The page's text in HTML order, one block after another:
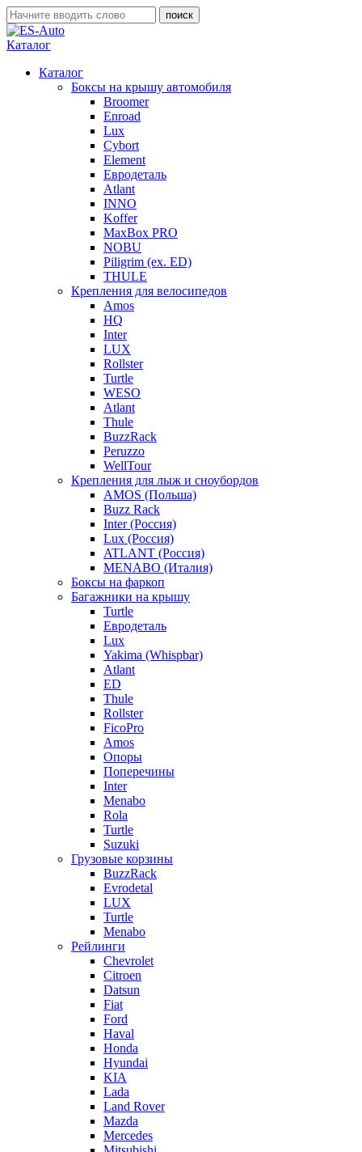
Каталог
Каталог
Боксы на крышу автомобиля
Broomer
Enroad
Lux
Cybort
Element
Евродеталь
Atlant
INNO
Koffer
MaxBox PRO
NOBU
Piligrim (ex. ED)
THULE
Крепления для велосипедов
Amos
HQ
Inter
LUX
Rollster
Turtle
WESO
Atlant
Thule
BuzzRack
Peruzzo
WellTour
Крепления для лыж и сноубордов
AMOS (Польша)
Buzz Rack
Inter (Россия)
Lux (Россия)
ATLANT (Россия)
MENABO (Италия)
Боксы на фаркоп
Багажники на крышу
Turtle
Евродеталь
Lux
Yakima (Whispbar)
Atlant
ED
Thule
Rollster
FicoPro
Amos
Опоры
Поперечины
Inter
Menabo
Rola
Turtle
Suzuki
Грузовые корзины
BuzzRack
Evrodetal
LUX
Turtle
Menabo
Рейлинги
Chevrolet
Citroen
Datsun
Fiat
Ford
Haval
Honda
Hyundai
KIA
Lada
Land Rover
Mazda
Mercedes